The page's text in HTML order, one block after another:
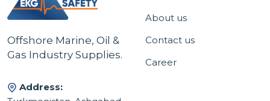
Offshore Marine, Oil &
Gas Industry Supplies.
Address:
About us
Contact us
Career